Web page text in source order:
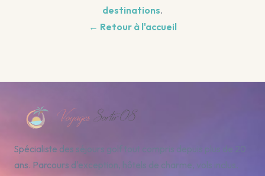
destinations.
← Retour à l'accueil
Spécialiste des séjours golf tout compris depuis plus de 20
ans. Parcours d'exception, hôtels de charme, vols inclus.